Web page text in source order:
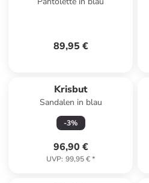
89,95 €
Krisbut
Sandalen in blau
-3%
96,90 €
UVP: 99,95 €*